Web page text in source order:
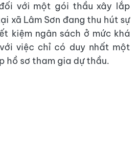
với một gói thầu xây lắp
xã Lâm Sơn đang thu hút sự
kiệm ngân sách ở mức khá
việc chỉ có duy nhất một
hồ sơ tham gia dự thầu.